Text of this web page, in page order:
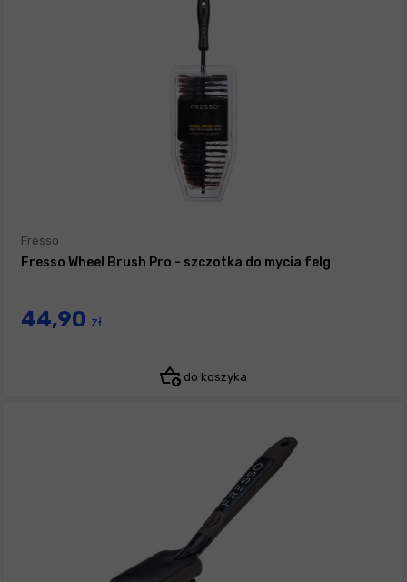
Fresso
Fresso Wheel Brush Pro - szczotka do mycia felg
44,90 zł
do koszyka